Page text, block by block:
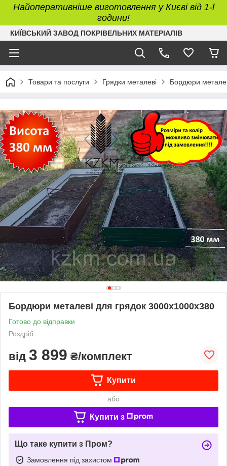
Найоперативніше виготовлення у Києві від 1-ї
години!
КИЇВСЬКИЙ ЗАВОД ПОКРІВЕЛЬНИХ МАТЕРІАЛІВ
Товари та послуги Грядки металеві Бордюри
Бордюри металеві для грядок 3000х1000х380
Готово до відправки
Роздріб
від 3 899 ₴/комплект
Купити
або
Купити з
Що таке купити з Пром?
Замовлення під захистом